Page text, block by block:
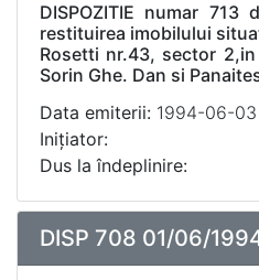
DISPOZITIE numar
restituirea imobilului
Rosetti nr.43, sector
Sorin Ghe. Dan si
Data emiterii: 1994-06-03
Inițiator:
Dus la îndeplinire:
DISP 708 01/06/